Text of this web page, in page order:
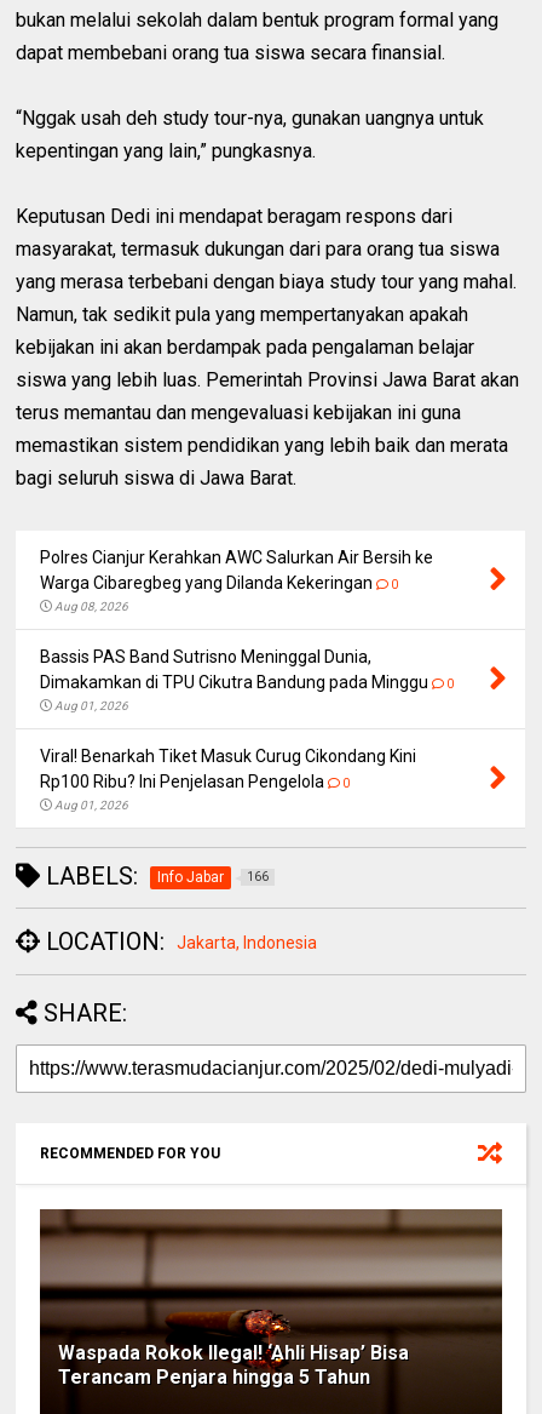
bukan melalui sekolah dalam bentuk program formal yang
dapat membebani orang tua siswa secara finansial.
“Nggak usah deh study tour-nya, gunakan uangnya untuk
kepentingan yang lain,” pungkasnya.
Keputusan Dedi ini mendapat beragam respons dari
masyarakat, termasuk dukungan dari para orang tua siswa
yang merasa terbebani dengan biaya study tour yang mahal.
Namun, tak sedikit pula yang mempertanyakan apakah
kebijakan ini akan berdampak pada pengalaman belajar
siswa yang lebih luas. Pemerintah Provinsi Jawa Barat akan
terus memantau dan mengevaluasi kebijakan ini guna
memastikan sistem pendidikan yang lebih baik dan merata
bagi seluruh siswa di Jawa Barat.
Polres Cianjur Kerahkan AWC Salurkan Air Bersih ke
Warga Cibaregbeg yang Dilanda Kekeringan
0
Aug 08, 2026
Bassis PAS Band Sutrisno Meninggal Dunia,
Dimakamkan di TPU Cikutra Bandung pada Minggu
0
Aug 01, 2026
Viral! Benarkah Tiket Masuk Curug Cikondang Kini
Rp100 Ribu? Ini Penjelasan Pengelola
0
Aug 01, 2026
LABELS: Info Jabar 166
LOCATION: Jakarta, Indonesia
SHARE:
RECOMMENDED FOR YOU
Waspada Rokok Ilegal! ‘Ahli Hisap’ Bisa
Terancam Penjara hingga 5 Tahun